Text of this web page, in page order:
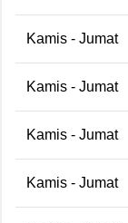
Kamis - Jumat
Kamis - Jumat
Kamis - Jumat
Kamis - Jumat